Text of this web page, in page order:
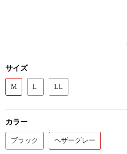
サイズ
M L LL
カラー
ブラック ヘザーグレー